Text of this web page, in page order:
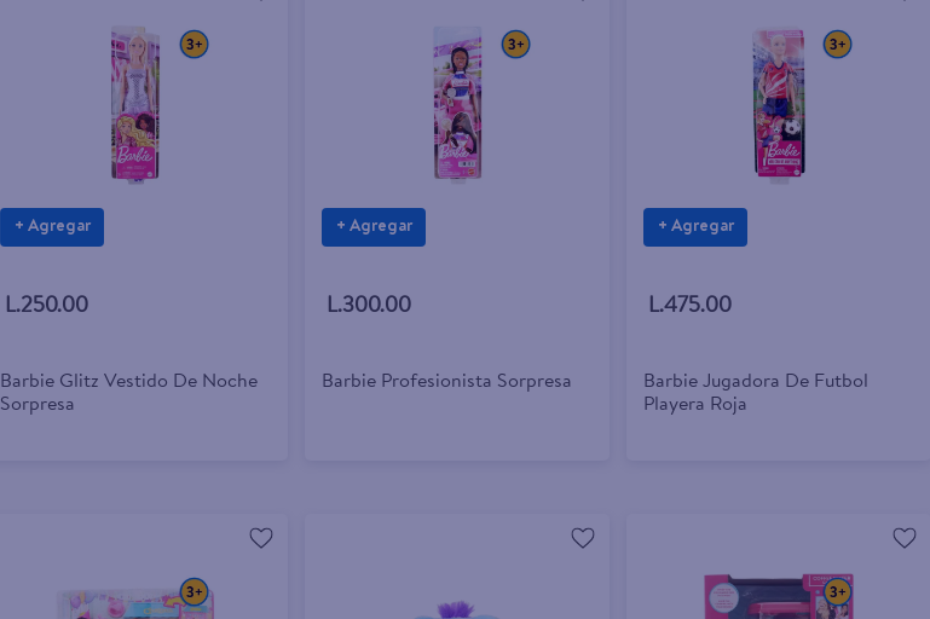
+ Agregar
L.250.00
Barbie Glitz Vestido De Noche
Sorpresa
+ Agregar
L.300.00
Barbie Profesionista Sorpresa
+ Agregar
L.475.00
Barbie Jugadora De Futbol
Playera Roja